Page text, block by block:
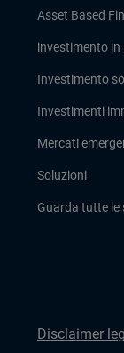
Asset Based
investimento in
Investimento
Investimenti
Mercati
Soluzioni
Guarda tutte le
Disclaimer